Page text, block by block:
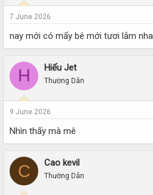
7 June 2026
nay mới có mấy bé mới tươi lắm nha
H Hiếu Jet
Thường Dân
9 June 2026
Nhìn thấy mà mê
C Cao kevil
Thường Dân